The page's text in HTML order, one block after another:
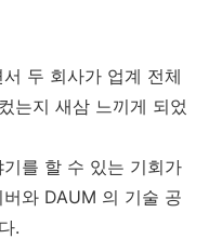
두 회사가 업계 전체
는지 새삼 느끼게 되었
를 할 수 있는 기회가
와 DAUM 의 기술 공
.